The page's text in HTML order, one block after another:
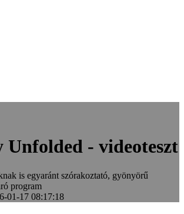
Unfolded - videoteszt
is egyaránt szórakoztató, gyönyörű
program
01-17 08:17:18